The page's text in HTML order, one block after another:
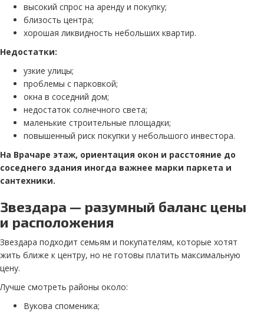
высокий спрос на аренду и покупку;
близость центра;
хорошая ликвидность небольших квартир.
Недостатки:
узкие улицы;
проблемы с парковкой;
окна в соседний дом;
недостаток солнечного света;
маленькие строительные площадки;
повышенный риск покупки у небольшого инвестора.
На Врачаре этаж, ориентация окон и расстояние до
соседнего здания иногда важнее марки паркета и
сантехники.
Звездара — разумный баланс цены
и расположения
Звездара подходит семьям и покупателям, которые хотят
жить ближе к центру, но не готовы платить максимальную
цену.
Лучше смотреть районы около:
Вукова споменика;